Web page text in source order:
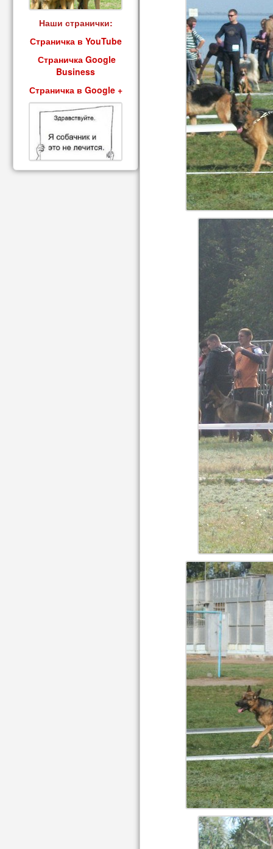
Наши странички:
Страничка в YouTube
Страничка Google
Business
Страничка в Google +